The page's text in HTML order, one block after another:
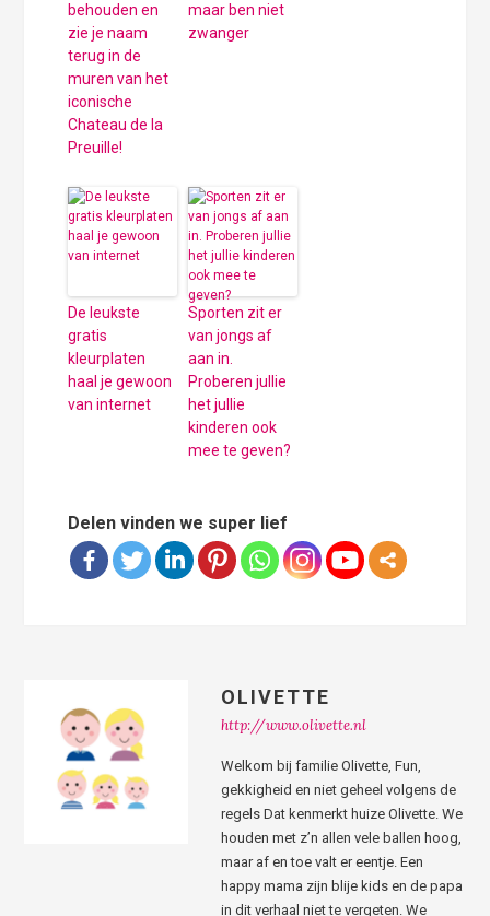
behouden en
zie je naam
terug in de
muren van het
iconische
Chateau de la
Preuille!
maar ben niet
zwanger
De leukste
gratis
kleurplaten
haal je gewoon
van internet
Sporten zit er
van jongs af
aan in.
Proberen jullie
het jullie
kinderen ook
mee te geven?
Delen vinden we super lief
OLIVETTE
http://www.olivette.nl
Welkom bij familie Olivette, Fun,
gekkigheid en niet geheel volgens de
regels Dat kenmerkt huize Olivette. We
houden met z’n allen vele ballen hoog,
maar af en toe valt er eentje. Een
happy mama zijn blije kids en de papa
in dit verhaal niet te vergeten. We